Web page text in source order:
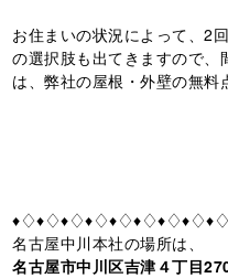
お住まいの状況によって、2
の選択肢も出てきますので
は、弊社の屋根・外壁の無料
名古屋中川本社の場所は、
名古屋市中川区吉津４丁目